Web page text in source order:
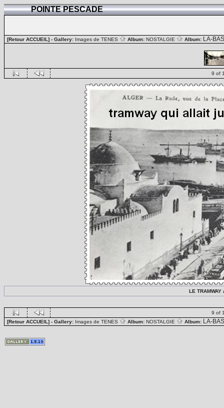
POINTE PESCADE
[Retour ACCUEIL] - Gallery: Images de TENES Album: NOSTALGIE Album: LA-BAS
9 of
LE
9 of
[Retour ACCUEIL] - Gallery: Images de TENES Album: NOSTALGIE Album: LA-BAS